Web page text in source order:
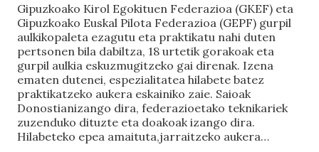
Gipuzkoako Kirol Egokituen Federazioa (GKEF) eta
Gipuzkoako Euskal Pilota Federazioa (GEPF) gurpil
aulkikopaleta ezagutu eta praktikatu nahi duten
pertsonen bila dabiltza, 18 urtetik gorakoak eta
gurpil aulkia eskuzmugitzeko gai direnak. Izena
ematen dutenei, espezialitatea hilabete batez
praktikatzeko aukera eskainiko zaie. Saioak
Donostianizango dira, federazioetako teknikariek
zuzenduko dituzte eta doakoak izango dira.
Hilabeteko epea amaituta,jarraitzeko aukera…